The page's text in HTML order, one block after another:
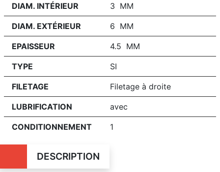
DIAM. INTÉRIEUR 3 MM
DIAM. EXTÉRIEUR 6 MM
EPAISSEUR 4.5 MM
TYPE SI
FILETAGE Filetage à droite
LUBRIFICATION avec
CONDITIONNEMENT 1
DESCRIPTION